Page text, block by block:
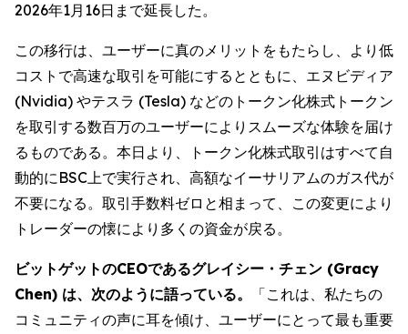
2026年1月16日まで延長した。
この移行は、ユーザーに真のメリットをもたらし、より低
コストで高速な取引を可能にするとともに、エヌビディア
(Nvidia) やテスラ (Tesla) などのトークン化株式トークン
を取引する数百万のユーザーによりスムーズな体験を届け
るものである。本日より、トークン化株式取引はすべて自
動的にBSC上で実行され、高額なイーサリアムのガス代が
不要になる。取引手数料ゼロと相まって、この変更により
トレーダーの懐により多くの資金が戻る。
ビットゲットのCEOであるグレイシー・チェン (Gracy
Chen) は、次のように語っている。
「これは、私たちの
コミュニティの声に耳を傾け、ユーザーにとって最も重要